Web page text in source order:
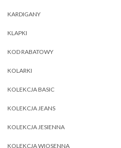
KARDIGANY
KLAPKI
KOD RABATOWY
KOLARKI
KOLEKCJA BASIC
KOLEKCJA JEANS
KOLEKCJA JESIENNA
KOLEKCJA WIOSENNA